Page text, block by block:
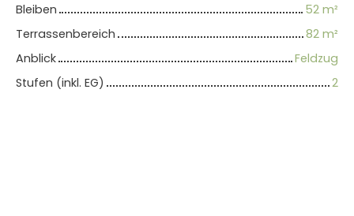
Bleiben
52 m²
Terrassenbereich
82 m²
Anblick
Feldzug
Stufen (inkl. EG)
2